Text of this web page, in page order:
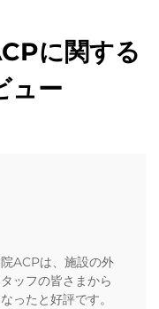
に関する
ュー
ACPは、施設の外
ッフの皆さまから
ったと好評です。